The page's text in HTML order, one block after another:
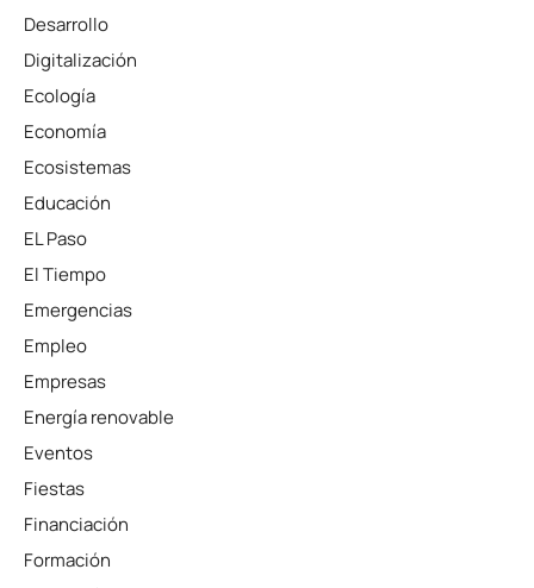
Desarrollo
Digitalización
Ecología
Economía
Ecosistemas
Educación
EL Paso
El Tiempo
Emergencias
Empleo
Empresas
Energía renovable
Eventos
Fiestas
Financiación
Formación